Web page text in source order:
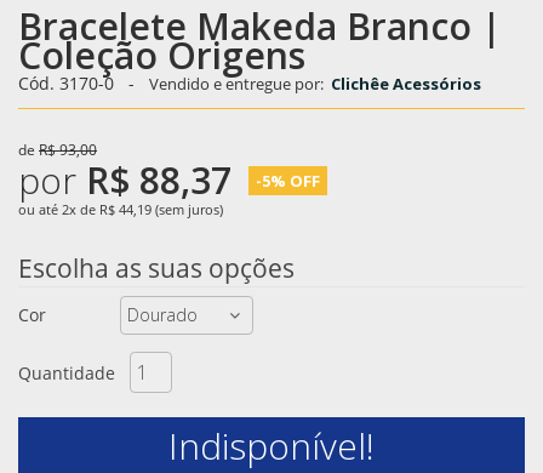
Bracelete Makeda Branco |
Coleção Origens
Cód. 3170-0 - Vendido e entregue por: Clichêe Acessórios
de R$ 93,00
por R$ 88,37 -5% OFF
ou até 2x de R$ 44,19 (sem juros)
Escolha as suas opções
Cor
Quantidade
Indisponível!